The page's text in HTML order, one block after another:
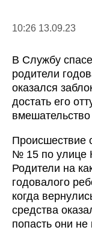
10:26 13.09.23
В Службу
родители
оказался
достать его
Происшествие
№ 15 по улице
Родители на
годовалого
когда
средства
попасть они не